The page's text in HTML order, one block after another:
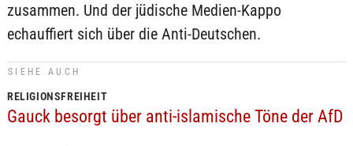
zusammen. Und der jüdische Medien-Kappo
echauffiert sich über die Anti-Deutschen.
SIEHE AUCH
RELIGIONSFREIHEIT
Gauck besorgt über anti-islamische Töne der AfD